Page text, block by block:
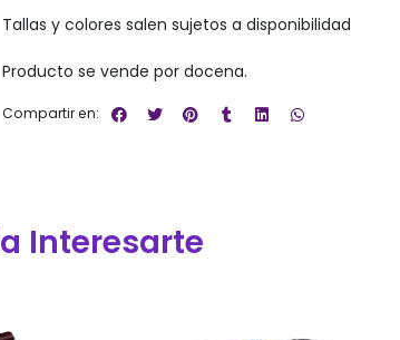
Tallas y colores salen sujetos a disponibilidad
Producto se vende por docena.
Compartir en:
Interesarte